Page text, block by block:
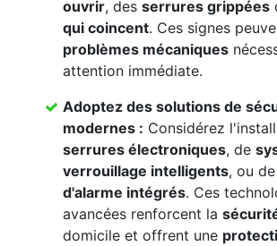
ouvrir, des serrures grippées
qui coincent. Ces signes
problèmes mécaniques
attention immédiate.
Adoptez des solutions de
modernes : Considérez
serrures électroniques, de
verrouillage intelligents, ou de
d'alarme intégrés. Ces
avancées renforcent la
domicile et offrent une